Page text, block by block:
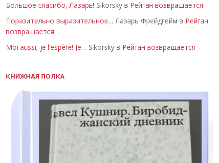
Большое спасибо, Лазарь! Sikorsky в Рейган возвращается
Поразительно выразительное… Лазарь Фрейдгейм в Рейган
возвращается
Moi aussi, je l’espère! Je… Sikorsky в Рейган возвращается
КНИЖНАЯ ПОЛКА